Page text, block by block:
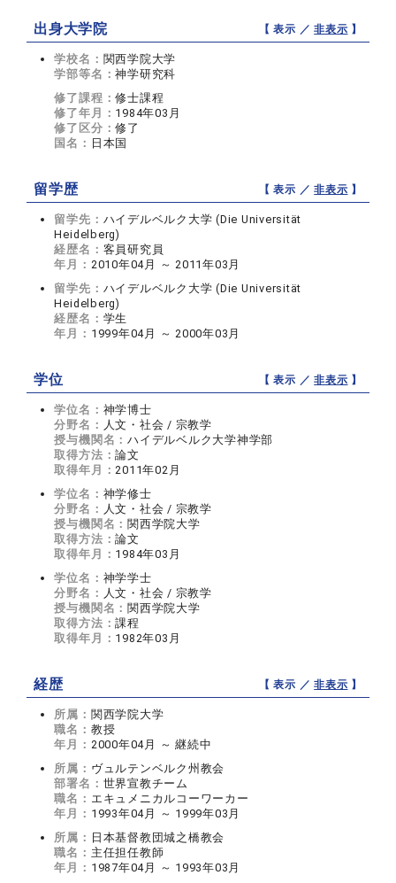
出身大学院 【 表示 ／非表示 】
学校名： 関西学院大学
学部等名：神学研究科
修了課程：修士課程
修了年月： 1984年03月
修了区分：修了
国名： 日本国
留学歴 【 表示 ／非表示 】
留学先： ハイデルベルク大学 (Die Universität
Heidelberg)
経歴名： 客員研究員
年月： 2010年04月 ～ 2011年03月
留学先： ハイデルベルク大学 (Die Universität
Heidelberg)
経歴名： 学生
年月： 1999年04月 ～ 2000年03月
学位 【 表示 ／非表示 】
学位名： 神学博士
分野名： 人文・社会 / 宗教学
授与機関名：ハイデルベルク大学神学部
取得方法：論文
取得年月： 2011年02月
学位名： 神学修士
分野名： 人文・社会 / 宗教学
授与機関名：関西学院大学
取得方法：論文
取得年月： 1984年03月
学位名： 神学学士
分野名： 人文・社会 / 宗教学
授与機関名：関西学院大学
取得方法：課程
取得年月： 1982年03月
経歴 【 表示 ／非表示 】
所属： 関西学院大学
職名： 教授
年月： 2000年04月 ～ 継続中
所属： ヴュルテンベルク州教会
部署名： 世界宣教チーム
職名： エキュメニカルコーワーカー
年月： 1993年04月 ～ 1999年03月
所属： 日本基督教団城之橋教会
職名： 主任担任教師
年月： 1987年04月 ～ 1993年03月